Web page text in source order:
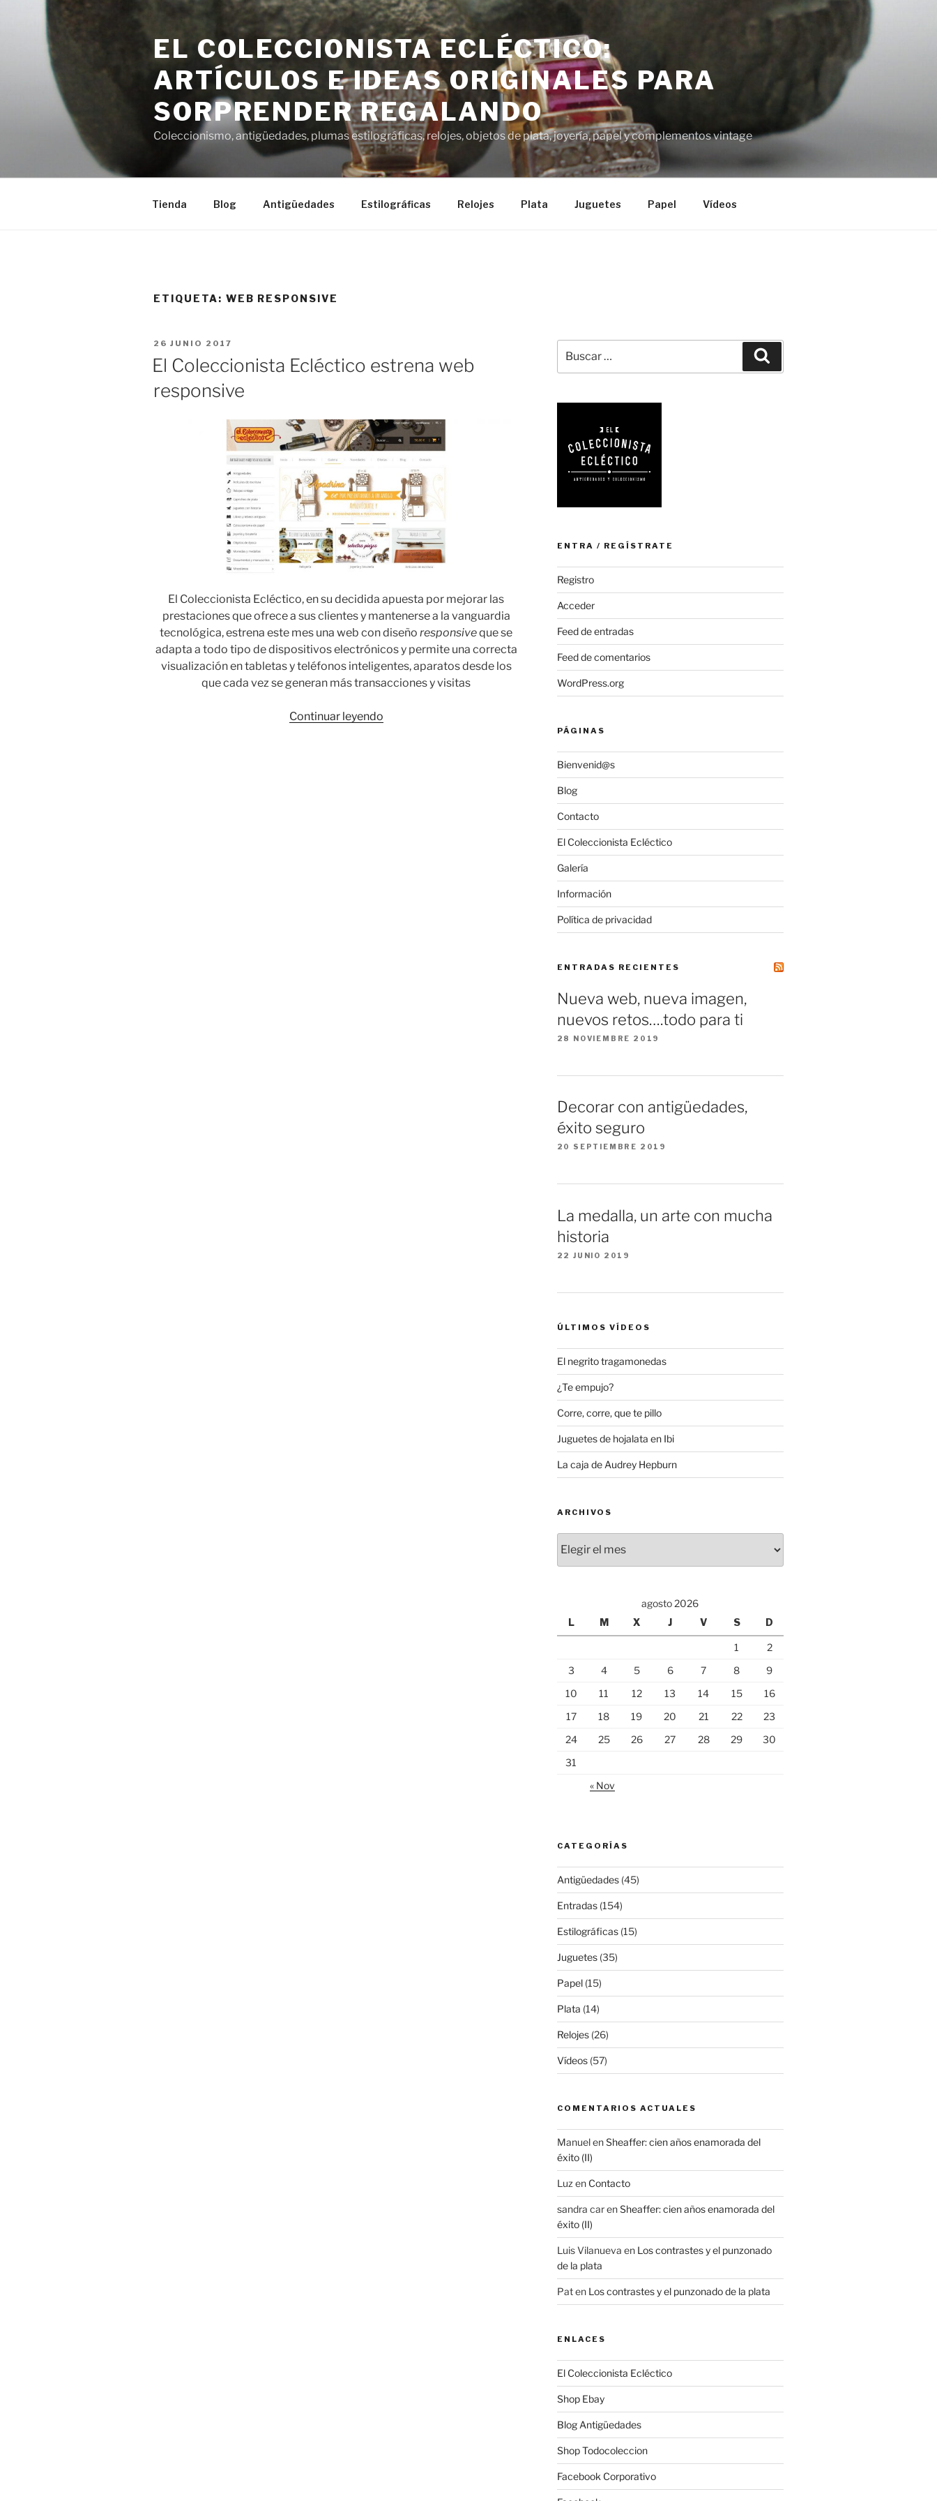
contenido
EL COLECCIONISTA ECLÉCTICO:
ARTÍCULOS E IDEAS ORIGINALES PARA
SORPRENDER REGALANDO
Coleccionismo, antigüedades, plumas estilográficas, relojes, objetos de plata, joyería, papel y complementos vintage
Tienda Blog Antigüedades Estilográficas Relojes Plata Juguetes Papel Vídeos
ETIQUETA: WEB RESPONSIVE
PUBLICADO
EL
26 JUNIO 2017
El Coleccionista Ecléctico estrena web
responsive
El Coleccionista Ecléctico, en su decidida apuesta por mejorar las
prestaciones que ofrece a sus clientes y mantenerse a la vanguardia
tecnológica, estrena este mes una web con diseñoresponsiveque se
adapta a todo tipo de dispositivos electrónicos y permite una correcta
visualización en tabletas y teléfonos inteligentes, aparatos desde los
que cada vez se generan más transacciones y visitas
Continuar leyendo«El
por:
ENTRA / REGÍSTRATE
Registro
Acceder
Feed de entradas
Feed de comentarios
WordPress.org
PÁGINAS
Bienvenid@s
Blog
Contacto
El Coleccionista Ecléctico
Galería
Información
Política de privacidad
ENTRADAS RECIENTES
Nueva web, nueva imagen,
nuevos retos….todo para ti
28 NOVIEMBRE 2019
Decorar con antigüedades,
éxito seguro
20 SEPTIEMBRE 2019
La medalla, un arte con mucha
historia
22 JUNIO 2019
ÚLTIMOS VÍDEOS
El negrito tragamonedas
¿Te empujo?
Corre, corre, que te pillo
Juguetes de hojalata en Ibi
La caja de Audrey Hepburn
ARCHIVOS
agosto 2026
L
M X J V S D
1
2
3
4 5 6 7 8
9
10
11 12 13 14 15
16
17
18 19 20 21 22
23
24
25 26 27 28 29
30
31
« Nov
CATEGORÍAS
Antigüedades(45)
Entradas(154)
Estilográficas(15)
Juguetes(35)
Papel(15)
Plata (14)
Relojes(26)
Vídeos(57)
COMENTARIOS ACTUALES
ManuelenSheaffer: cien años enamorada del
éxito (II)
Luz en Contacto
sandra carenSheaffer: cien años enamorada del
éxito (II)
Luis Vilanueva en Los contrastes y el punzonado
de la plata
Paten Los contrastes y el punzonado de la plata
ENLACES
El Coleccionista Ecléctico
Shop Ebay
Blog Antigüedades
Shop Todocoleccion
Facebook Corporativo